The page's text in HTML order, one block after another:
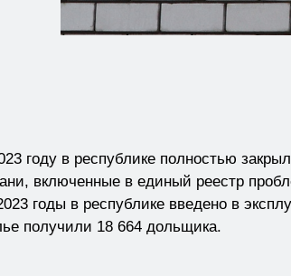
году в республике полностью
включенные в единый реестр
годы в республике введено в
получили 18 664 дольщика.